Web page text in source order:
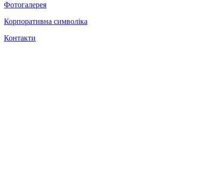
Фотогалерея
Корпоративна символіка
Контакти